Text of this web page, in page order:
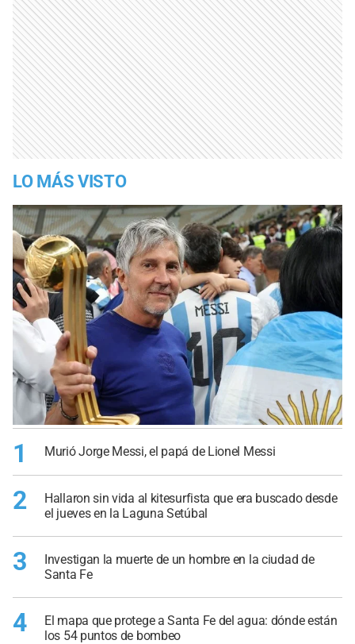
LO MÁS VISTO
1 Murió Jorge Messi, el papá de Lionel Messi
2
Hallaron sin vida al kitesurfista que era buscado desde
el jueves en la Laguna Setúbal
3
Investigan la muerte de un hombre en la ciudad de
Santa Fe
4
El mapa que protege a Santa Fe del agua: dónde están
los 54 puntos de bombeo